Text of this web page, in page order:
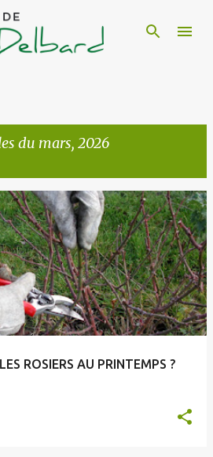
contenu principal
du mars, 2026
ROSIERS AU PRINTEMPS ?